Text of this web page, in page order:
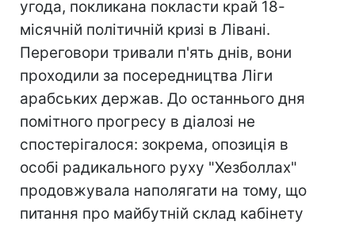
угода, покликана покласти край 18-
місячній політичній кризі в Лівані.
Переговори тривали п'ять днів, вони
проходили за посередництва Ліги
арабських держав. До останнього дня
помітного прогресу в діалозі не
спостерігалося: зокрема, опозиція в
особі радикального руху "Хезболлах"
продовжувала наполягати на тому, що
питання про майбутній склад кабінету